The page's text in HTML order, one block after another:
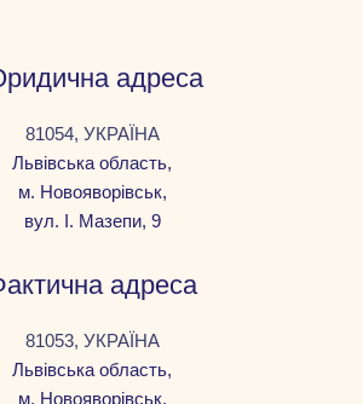
адреса
81054, УКРАЇНА
Львівська область,
м. Новояворівськ,
вул. І. Мазепи, 9
адреса
81053, УКРАЇНА
Львівська область,
м. Новояворівськ,